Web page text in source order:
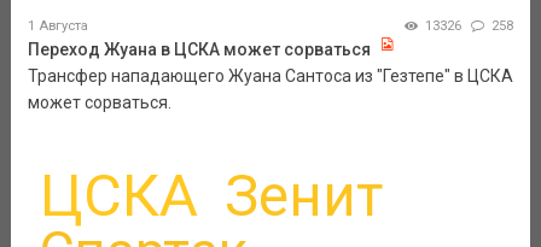
1 Августа 13326 258
Переход Жуана в ЦСКА может сорваться
Трансфер нападающего Жуана Сантоса из "Гезтепе" в ЦСКА
может сорваться.
ЦСКА Зенит